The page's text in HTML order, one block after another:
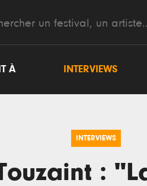
À INTERVIEWS
INTERVIEWS
: